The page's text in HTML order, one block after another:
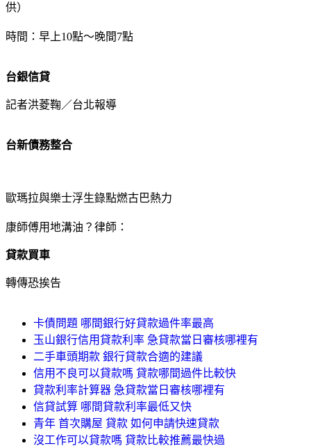
供）
時間：早上10點～晚間7點
台銀信貸
記者洪菱鞠／台北報導
台新債務整合
歐瑪拉與樂士浮生錄點燃古巴熱力
康師傅用地溝油？律師：
貸款買車
轉傳恐挨告
卡債問題 哪間銀行好貸款過件率最高
玉山銀行信用貸款利率 急貸款當日審核哪裡有
二手車頭期款 銀行貸款合適的建議
信用不良可以貸款嗎 貸款哪間過件比較快
貸款利率計算器 急貸款當日審核哪裡有
信貸試算 哪間貸款利率最低又快
青年 首次購屋 貸款 如何申請快速貸款
沒工作可以貸款嗎 貸款比較推薦最快過